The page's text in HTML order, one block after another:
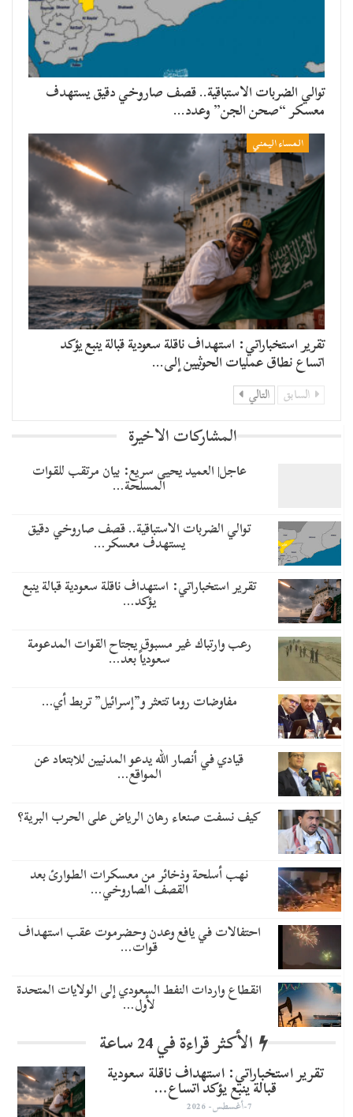
توالي الضربات الاستباقية.. قصف صاروخي دقيق يستهدف
معسكر “صحن الجن” وعدد…
المساء اليمني
تقرير استخباراتي: استهداف ناقلة سعودية قبالة ينبع يؤكد
اتساع نطاق عمليات الحوثيين إلى…
السابق التالي
المشاركات الاخيرة
عاجل| العميد يحيى سريع: بيان مرتقب للقوات
المسلحة…
توالي الضربات الاستباقية.. قصف صاروخي دقيق
يستهدف معسكر…
تقرير استخباراتي: استهداف ناقلة سعودية قبالة ينبع
يؤكد…
رعب وارتباك غير مسبوق يجتاح القوات المدعومة
سعودياً بعد…
مفاوضات روما تتعثر و”إسرائيل” تربط أي…
قيادي في أنصار الله يدعو المدنيين للابتعاد عن
المواقع…
كيف نسفت صنعاء رهان الرياض على الحرب البرية؟
نهب أسلحة وذخائر من معسكرات الطوارئ بعد
القصف الصاروخي…
احتفالات في يافع وعدن وحضرموت عقب استهداف
قوات…
انقطاع واردات النفط السعودي إلى الولايات المتحدة
لأول…
الأكثر قراءة في 24 ساعة
تقرير استخباراتي: استهداف ناقلة سعودية
قبالة ينبع يؤكد اتساع…
7-أغسطس- 2026